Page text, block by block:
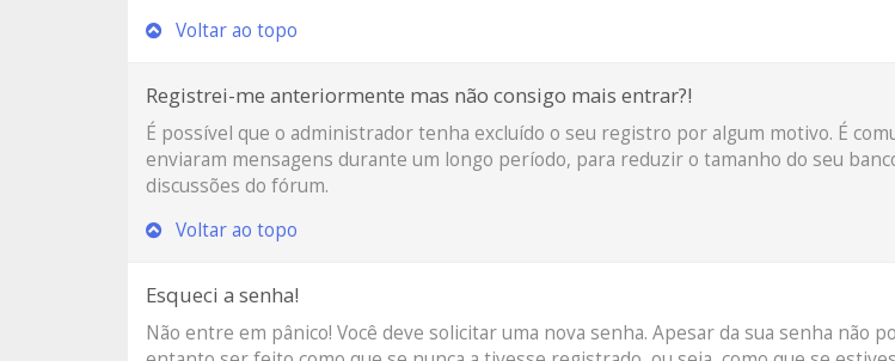
Voltar ao topo
Registrei-me anteriormente mas não consigo mais entrar?!
É possível que o administrador tenha excluído o seu registro por algum motivo. É
enviaram mensagens durante um longo período, para reduzir o tamanho do seu
discussões do fórum.
Voltar ao topo
Esqueci a senha!
Não entre em pânico! Você deve solicitar uma nova senha. Apesar da sua senha